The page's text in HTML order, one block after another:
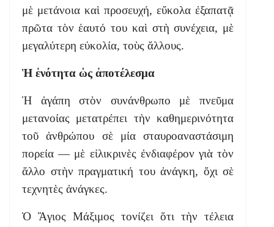
μὲ μετάνοια καὶ προσευχή, εὔκολα ἐξαπατᾷ
πρῶτα τὸν ἑαυτό του καὶ στὴ συνέχεια, μὲ
μεγαλύτερη εὐκολία, τοὺς ἄλλους.
Ἡ ἑνότητα ὡς ἀποτέλεσμα
Ἡ ἀγάπη στὸν συνάνθρωπο μὲ πνεῦμα
μετανοίας μετατρέπει τὴν καθημερινότητα
τοῦ ἀνθρώπου σὲ μία σταυροαναστάσιμη
πορεία — μὲ εἰλικρινὲς ἐνδιαφέρον γιὰ τὸν
ἄλλο στὴν πραγματική του ἀνάγκη, ὄχι σὲ
τεχνητὲς ἀνάγκες.
Ὁ Ἅγιος Μάξιμος τονίζει ὅτι τὴν τέλεια